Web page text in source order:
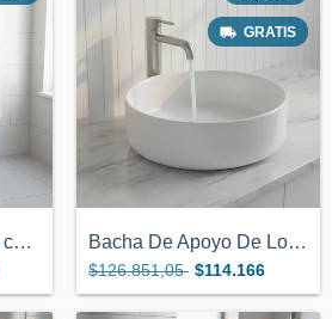
Vanitory 40cm ancho color Wengue con 2 c...
GRATIS
Bacha De Apoyo De Loza Cilíndrica De 36...
$126.851,05 $114.166